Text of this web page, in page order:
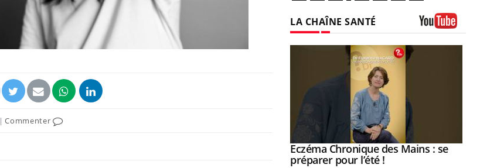
|Commenter
LA CHAÎNE SANTÉ
Youtube
Eczéma Chronique des Mains : se
préparer pour l’été !Youtube